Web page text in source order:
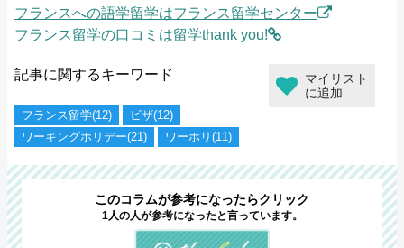
フランスへの語学留学はフランス留学センター
フランス留学の口コミは留学thank you!
マイリスト
に追加
記事に関するキーワード
フランス留学(12)
ビザ(12)
ワーキングホリデー(21)
ワーホリ(11)
このコラムが参考になったらクリック
1人の人が参考になったと言っています。